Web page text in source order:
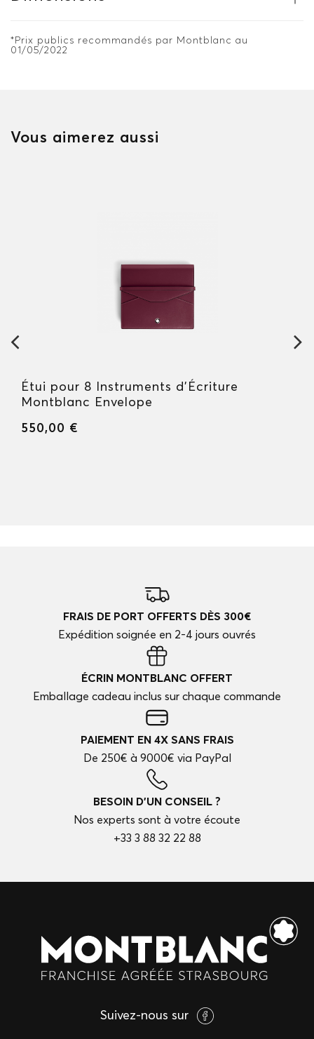
*Prix publics recommandés par Montblanc au
01/05/2022
Vous aimerez aussi
Étui pour 8 Instruments d'Écriture
Montblanc Envelope
550,00 €
FRAIS DE PORT OFFERTS DÈS 300€
Expédition soignée en 2-4 jours ouvrés
ÉCRIN MONTBLANC OFFERT
Emballage cadeau inclus sur chaque commande
PAIEMENT EN 4X SANS FRAIS
De 250€ à 9000€ via PayPal
BESOIN D'UN CONSEIL ?
Nos experts sont à votre écoute
+33 3 88 32 22 88
Suivez-nous sur